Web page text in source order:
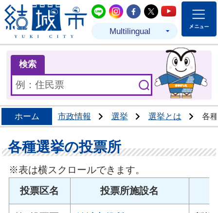
結城市公式LINE
結城市公式Instagram
結城市公式
結城市公式
結城市
Multilingual
検索
ホーム 市政情報 選挙 選挙とは 各
各種選挙の投票所
※表は横スクロールできます。
投票区名
投票所施設名